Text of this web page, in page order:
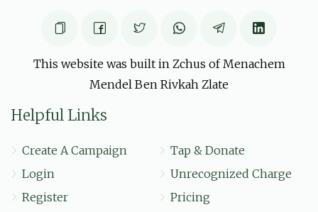
This website was built in Zchus of Menachem
Mendel Ben Rivkah Zlate
Helpful Links
Create A Campaign
Login
Register
Tap & Donate
Unrecognized Charge
Pricing